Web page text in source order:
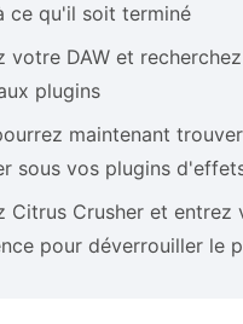
ce qu'il soit terminé
votre DAW et
plugins
maintenant
sous vos plugins
Citrus Crusher et entrez
pour déverrouiller le